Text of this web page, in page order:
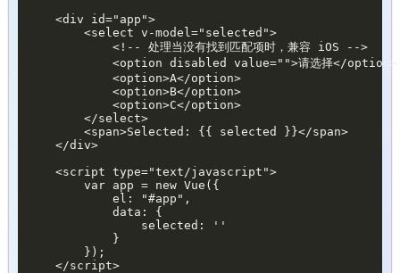
<div id="app">
<select v-model="selected">
<!-- 处理当没有找到匹配项时，兼容 iOS -->
<option disabled value="">请选择</option>
<option>A</option>
<option>B</option>
<option>C</option>
</select>
<span>Selected: {{ selected }}</span>
</div>
<script type="text/javascript">
var app = new Vue({
el: "#app",
data: {
selected: ''
}
});
</script>